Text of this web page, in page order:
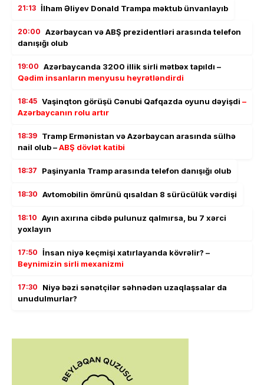
21:13 İlham Əliyev Donald Trampa məktub ünvanlayıb
20:00 Azərbaycan və ABŞ prezidentləri arasında telefon
danışığı olub
19:00 Azərbaycanda 3200 illik sirli mətbəx tapıldı –
Qədim insanların menyusu heyrətləndirdi
18:45 Vaşinqton görüşü Cənubi Qafqazda oyunu dəyişdi –
Azərbaycanın rolu artır
18:39 Tramp Ermənistan və Azərbaycan arasında sülhə
nail olub –ABŞ dövlət katibi
18:37 Paşinyanla Tramp arasında telefon danışığı olub
18:30 Avtomobilin ömrünü qısaldan 8 sürücülük vərdişi
18:10 Ayın axırına cibdə pulunuz qalmırsa, bu 7 xərci
yoxlayın
17:50 İnsan niyə keçmişi xatırlayanda kövrəlir? –
Beynimizin sirli mexanizmi
17:30
Niyə bəzi sənətçilər səhnədən uzaqlaşsalar da
unudulmurlar?